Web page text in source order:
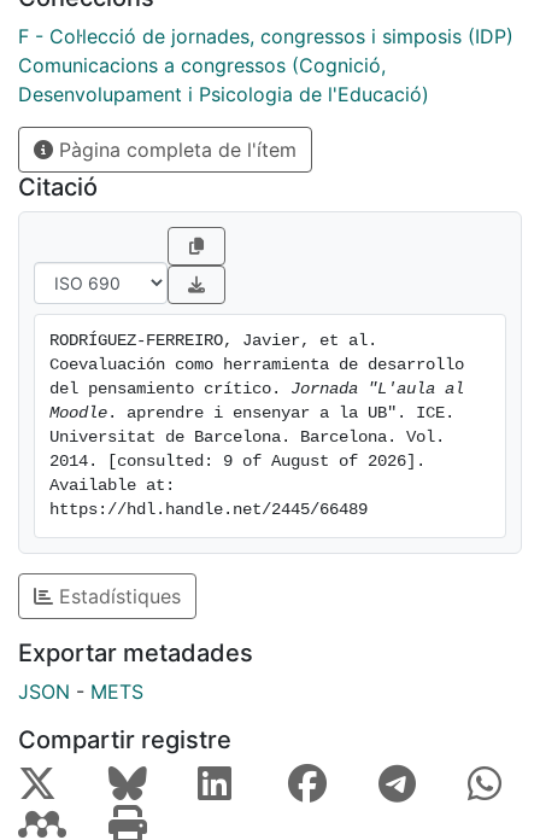
F - Col·lecció de jornades, congressos i simposis (IDP)
Comunicacions a congressos (Cognició,
Desenvolupament i Psicologia de l'Educació)
Pàgina completa de l'ítem
Citació
RODRÍGUEZ-FERREIRO, Javier, et al.
Coevaluación como herramienta de desarrollo
del pensamiento crítico. Jornada "L'aula al
Moodle . aprendre i ensenyar a la UB". ICE.
Universitat de Barcelona. Barcelona. Vol.
2014. [consulted: 9 of August of 2026].
Available at:
https://hdl.handle.net/2445/66489
Estadístiques
Exportar metadades
JSON - METS
Compartir registre